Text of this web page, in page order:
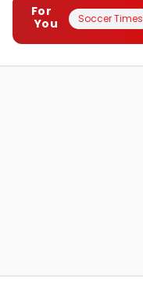
For
You
Soccer Times